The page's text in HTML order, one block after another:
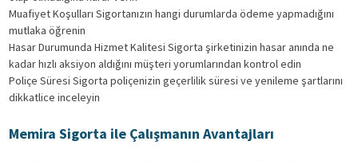
Muafiyet Koşulları Sigortanızın hangi durumlarda ödeme yapmadığını
mutlaka öğrenin
Hasar Durumunda Hizmet Kalitesi Sigorta şirketinizin hasar anında ne
kadar hızlı aksiyon aldığını müşteri yorumlarından kontrol edin
Poliçe Süresi Sigorta poliçenizin geçerlilik süresi ve yenileme şartlarını
dikkatlice inceleyin
Memira Sigorta ile Çalışmanın Avantajları